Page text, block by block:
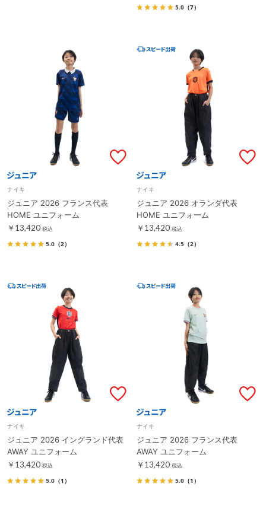
5.0 （7）
ナイキ
ジュニア 2026 フランス代表
HOME ユニフォーム
￥13,420 税込
5.0 （2）
ナイキ
ジュニア 2026 オランダ代表
HOME ユニフォーム
￥13,420 税込
4.5 （2）
ナイキ
ジュニア 2026 イングランド代表
AWAY ユニフォーム
￥13,420 税込
5.0 （1）
ナイキ
ジュニア 2026 フランス代表
AWAY ユニフォーム
￥13,420 税込
5.0 （1）